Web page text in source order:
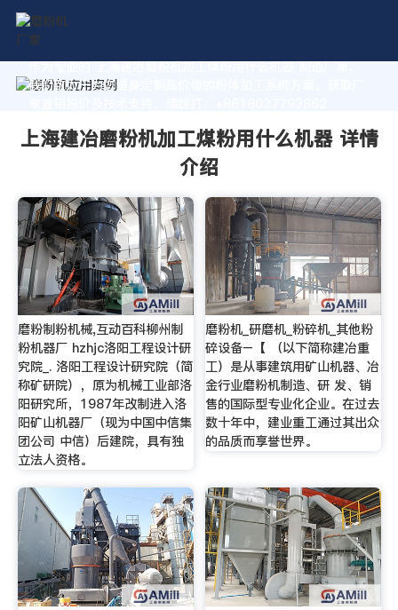
作为专业的 上海建冶磨粉机加工煤粉用什么机器 制造厂家，
我们致力于为您量身定制高价值的粉体加工系统方案。获取厂
上海建冶磨粉机加工煤粉用什么机器 详情
介绍
磨粉制粉机械,互动百科柳州制
粉机器厂 hzhjc洛阳工程设计研
究院_. 洛阳工程设计研究院（简
称矿研院），原为机械工业部洛
阳研究所，1987年改制进入洛
阳矿山机器厂（现为中国中信集
团公司 中信）后建院，具有独
立法人资格。
磨粉机_研磨机_粉碎机_其他粉
碎设备–【 （以下简称建冶重
工）是从事建筑用矿山机器、冶
金行业磨粉机制造、研 发、销
售的国际型专业化企业。在过去
数十年中，建业重工通过其出众
的品质而享誉世界。